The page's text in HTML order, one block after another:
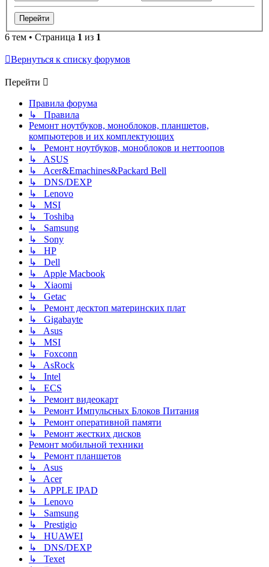
6 тем • Страница 1 из 1
Вернуться к списку форумов
Перейти
Правила форума
↳ Правила
Ремонт ноутбуков, моноблоков, планшетов,
компьютеров и их комплектующих
↳ Ремонт ноутбуков, моноблоков и неттоопов
↳ ASUS
↳ Acer&Emachines&Packard Bell
↳ DNS/DEXP
↳ Lenovo
↳ MSI
↳ Toshiba
↳ Samsung
↳ Sony
↳ HP
↳ Dell
↳ Apple Macbook
↳ Xiaomi
↳ Getac
↳ Ремонт десктоп материнских плат
↳ Gigabayte
↳ Asus
↳ MSI
↳ Foxconn
↳ AsRock
↳ Intel
↳ ECS
↳ Ремонт видеокарт
↳ Ремонт Импульсных Блоков Питания
↳ Ремонт оперативной памяти
↳ Ремонт жестких дисков
Ремонт мобильной техники
↳ Ремонт планшетов
↳ Asus
↳ Acer
↳ APPLE IPAD
↳ Lenovo
↳ Samsung
↳ Prestigio
↳ HUAWEI
↳ DNS/DEXP
↳ Texet